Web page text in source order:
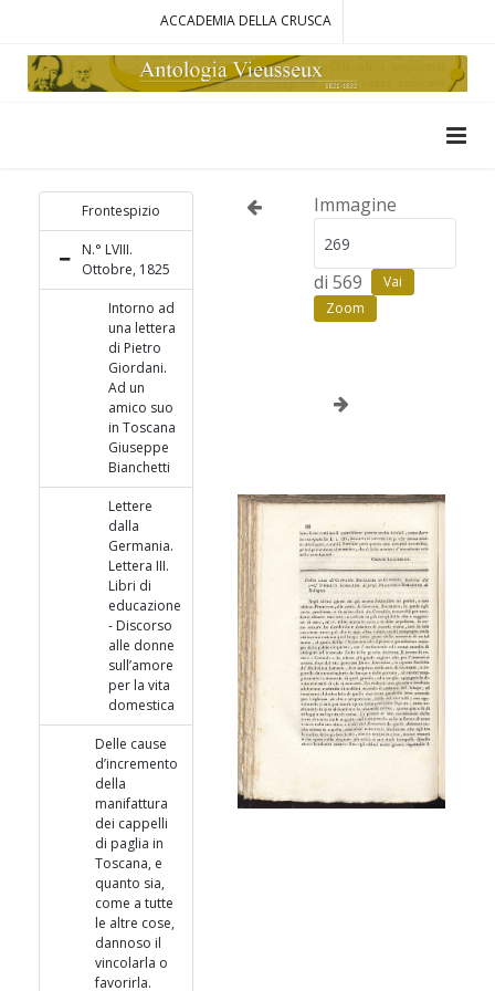
ACCADEMIA DELLA CRUSCA
Frontespizio
N.° LVIII.
Ottobre, 1825
Intorno ad
una lettera
di Pietro
Giordani.
Ad un
amico suo
in Toscana
Giuseppe
Bianchetti
Lettere
dalla
Germania.
Lettera III.
Libri di
educazione
- Discorso
alle donne
sull’amore
per la vita
domestica
Delle cause
d’incremento
della
manifattura
dei cappelli
di paglia in
Toscana, e
quanto sia,
come a tutte
le altre cose,
dannoso il
vincolarla o
favorirla.
Immagine
di 569
Vai
Zoom